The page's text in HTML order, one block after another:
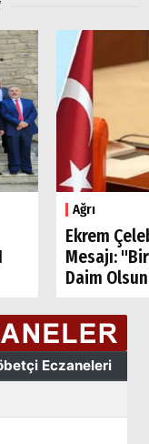
Ağrı
Ekrem
Mesajı:
Daim